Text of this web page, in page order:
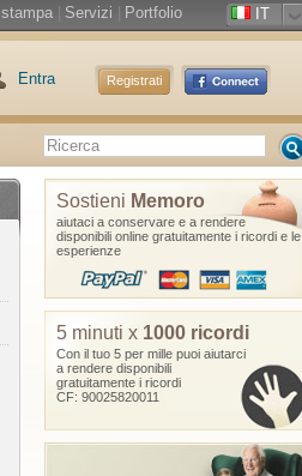
Servizi Portfolio IT
Entra Registrati
Sostieni Memoro
aiutaci a conservare e a rendere
disponibili online gratuitamente i ricordi e le
esperienze
5 minuti x 1000 ricordi
Con il tuo 5 per mille puoi aiutarci
a rendere disponibili
gratuitamente i ricordi
CF: 90025820011